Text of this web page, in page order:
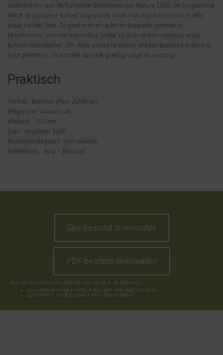
onderworpen aan de Europese directieven van Natura 2000. Dit programma
wordt op Europese schaal uitgevoerd, maar met eigen accenten in elke
staat van de Unie. Zo gaat men er op letten bepaalde soorten te
beschermen, evenals hun milieu, zodat ze zich op harmonieuze wijze
kunnen ontwikkelen. Om deze zones te kiezen worden precieze criteria in
acht genomen. Ze worden dan ook goed gevolgd en verzorgd.
Praktisch
Vertrek : Barvaux (Parc Juliénas)
Wegwijzer : blauwe ruit
Afstand : 10,5 km
Duur : ongeveer 3u30
Moeilijkheidsgraad : gemakkelijk
Kenmerken : dorp – bosrand
Gpx-bestand downloaden
PDF-bestand downloaden
Als het bestand onmiddellijk opengaat in de browser:
op computer, klik rechts + opslaan van doel van link.
op telefoon, lang duwen + link downloaden